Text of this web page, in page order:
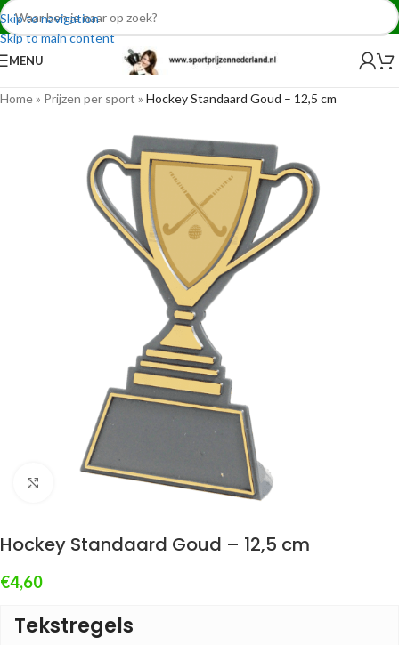
Skip to navigation
Skip to main content
MENU
Home» Prijzen per sport » Hockey Standaard Goud – 12,5 cm
Klik om te vergroten
Hockey Standaard Goud – 12,5 cm
€4,60
Tekstregels